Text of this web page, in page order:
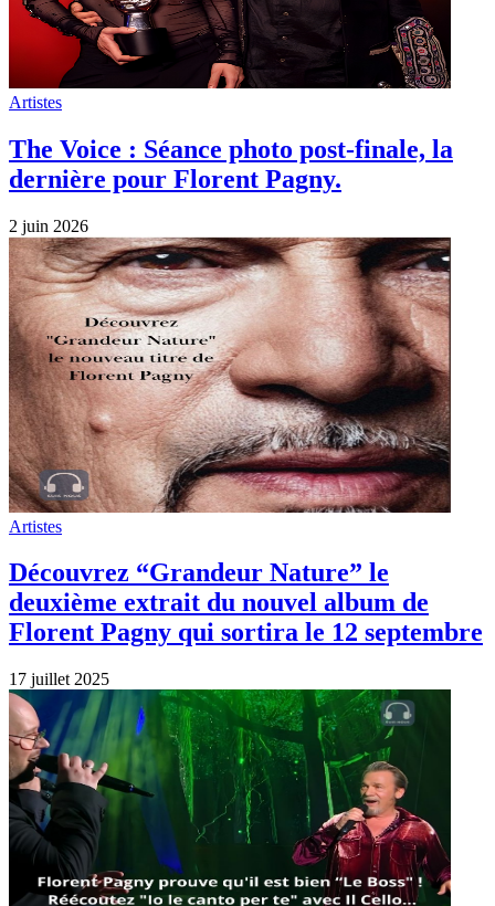
Artistes
The Voice : Séance photo post-finale, la
dernière pour Florent Pagny.
2 juin 2026
Artistes
Découvrez “Grandeur Nature” le
deuxième extrait du nouvel album de
Florent Pagny qui sortira le 12 septembre
17 juillet 2025